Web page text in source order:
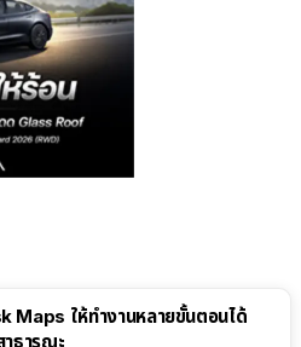
Maps ให้ทำงานหลายขั้นตอนได้
าธารณะ